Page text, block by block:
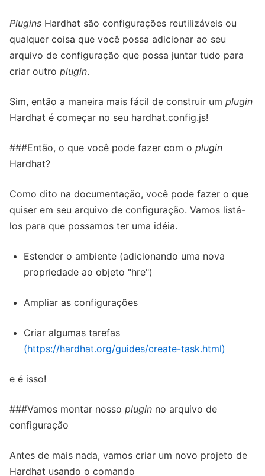
Plugins Hardhat são configurações reutilizáveis ou
qualquer coisa que você possa adicionar ao seu
arquivo de configuração que possa juntar tudo para
criar outro plugin.
Sim, então a maneira mais fácil de construir um plugin
Hardhat é começar no seu hardhat.config.js!
###Então, o que você pode fazer com o plugin
Hardhat?
Como dito na documentação, você pode fazer o que
quiser em seu arquivo de configuração. Vamos listá-
los para que possamos ter uma idéia.
Estender o ambiente (adicionando uma nova
propriedade ao objeto "hre")
Ampliar as configurações
Criar algumas tarefas
(https://hardhat.org/guides/create-task.html)
e é isso!
###Vamos montar nosso plugin no arquivo de
configuração
Antes de mais nada, vamos criar um novo projeto de
Hardhat usando o comando